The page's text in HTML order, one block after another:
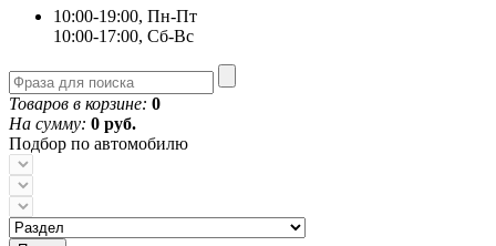
10:00-19:00, Пн-Пт
10:00-17:00, Сб-Вс
Товаров в корзине: 0
На сумму: 0 руб.
Подбор по автомобилю